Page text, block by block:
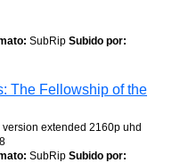
SubRip Subido por:
The Fellowship of the
extended 2160p uhd
SubRip Subido por: